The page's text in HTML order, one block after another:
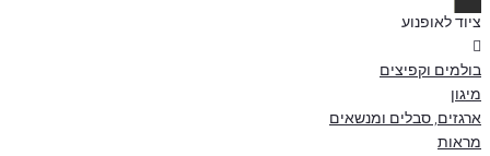
ציוד לאופנוע
בולמים וקפיצים
מיגון
ארגזים, סבלים ומנשאים
מראות